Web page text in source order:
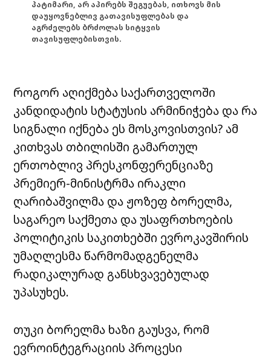
პატიმარი, არ აპირებს შეგუებას, ითხოვს მის
დაუყოვნებლივ გათავისუფლებას და
აგრძელებს ბრძოლას სიტყვის
თავისუფლებისთვის.
როგორ აღიქმება საქართველოში
კანდიდატის სტატუსის არმინიჭება და რა
სიგნალი იქნება ეს მოსკოვისთვის? ამ
კითხვას თბილისში გამართულ
ერთობლივ პრესკონფერენციაზე
პრემიერ-მინისტრმა ირაკლი
ღარიბაშვილმა და ჟოზეფ ბორელმა,
საგარეო საქმეთა და უსაფრთხოების
პოლიტიკის საკითხებში ევროკავშირის
უმაღლესმა წარმომადგენელმა
რადიკალურად განსხვავებულად
უპასუხეს.
თუკი ბორელმა ხაზი გაუსვა, რომ
ევროინტეგრაციის პროცესი